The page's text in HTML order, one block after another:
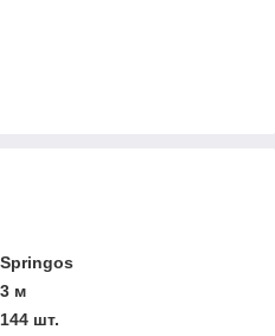
Springos
3 м
144 шт.